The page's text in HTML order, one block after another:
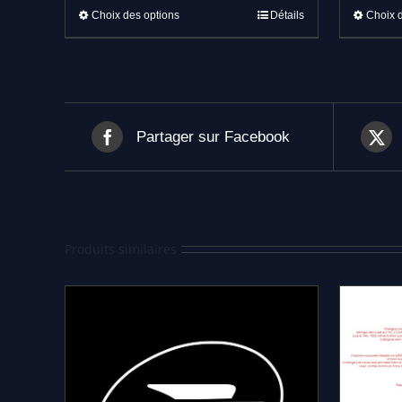
Choix des optionsCe
produit
options
être
page
produit
Détails Choix
Partager sur Facebook